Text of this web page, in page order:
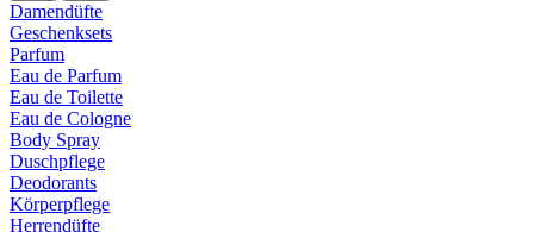
Damendüfte
Geschenksets
Parfum
Eau de Parfum
Eau de Toilette
Eau de Cologne
Body Spray
Duschpflege
Deodorants
Körperpflege
Herrendüfte